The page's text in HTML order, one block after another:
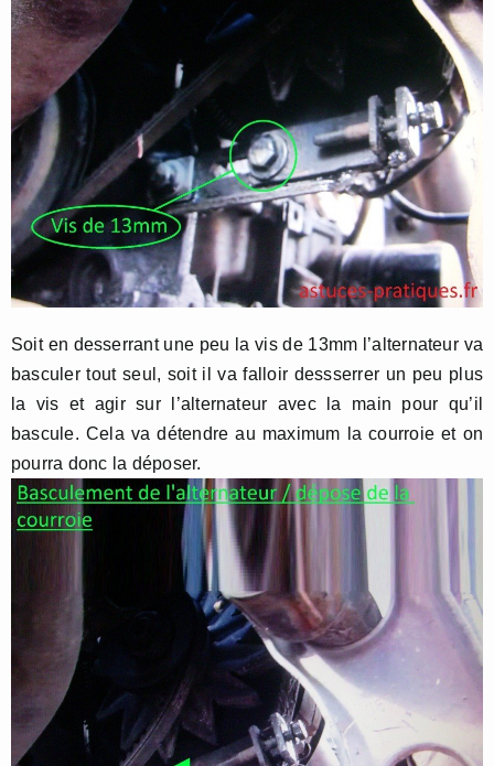
Soit en desserrant une peu la vis de 13mm l’alternateur va
basculer tout seul, soit il va falloir dessserrer un peu plus
la vis et agir sur l’alternateur avec la main pour qu’il
bascule. Cela va détendre au maximum la courroie et on
pourra donc la déposer.